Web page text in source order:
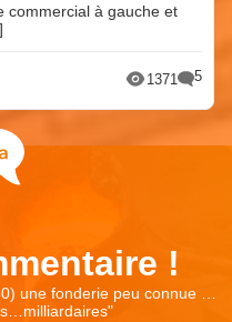
commercial à gauche et
1371 5
!
une fonderie peu connue …
"